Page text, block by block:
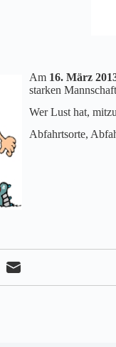
Am 16. März
starken
Wer Lust hat,
Abfahrtsorte,